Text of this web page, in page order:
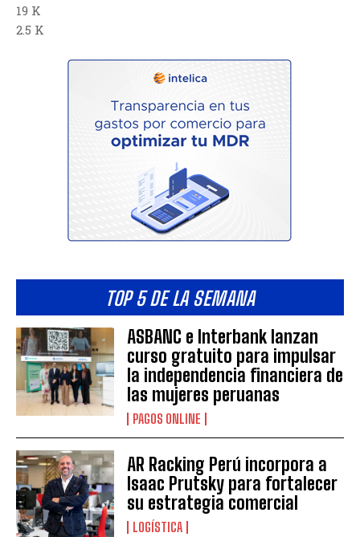
19 K
2.5 K
TOP 5 DE LA SEMANA
ASBANC e Interbank lanzan
curso gratuito para impulsar
la independencia financiera de
las mujeres peruanas
PAGOS ONLINE
AR Racking Perú incorpora a
Isaac Prutsky para fortalecer
su estrategia comercial
LOGÍSTICA